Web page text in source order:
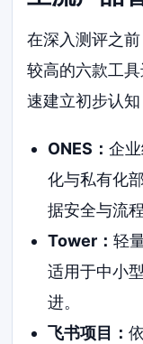
在深入测评之
较高的六款工
速建立初步认知
ONES： 企
化与私有化
据安全与流
Tower： 轻
适用于中小
进。
飞书项目：